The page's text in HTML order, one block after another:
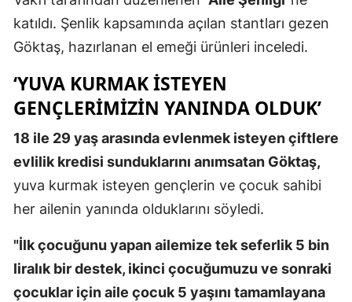
Hakkari
İstanbul
İzmir
Kastamonu
katıldı. Şenlik kapsamında açılan stantları gezen
Göktaş, hazırlanan el emeği ürünleri inceledi.
‘YUVA KURMAK ISTEYEN
GENÇLERIMIZIN YANINDA OLDUK’
18 ile 29 yaş arasında evlenmek isteyen çiftlere
evlilik kredisi sunduklarını anımsatan Göktaş,
yuva kurmak isteyen gençlerin ve çocuk sahibi
her ailenin yanında olduklarını söyledi.
"İlk çocuğunu yapan ailemize tek seferlik 5 bin
liralık bir destek, ikinci çocuğumuzu ve sonraki
çocuklar için aile çocuk 5 yaşını tamamlayana